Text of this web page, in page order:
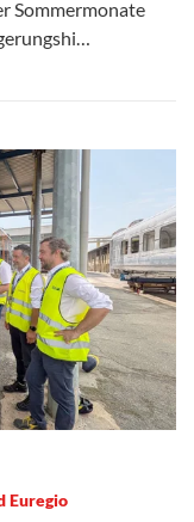
Sommermonate
Euregio